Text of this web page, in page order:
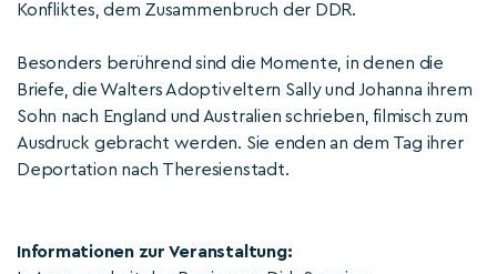
Konfliktes, dem Zusammenbruch der DDR.
Besonders berührend sind die Momente, in denen die
Briefe, die Walters Adoptiveltern Sally und Johanna ihrem
Sohn nach England und Australien schrieben, filmisch zum
Ausdruck gebracht werden. Sie enden an dem Tag ihrer
Deportation nach Theresienstadt.
Informationen zur Veranstaltung: